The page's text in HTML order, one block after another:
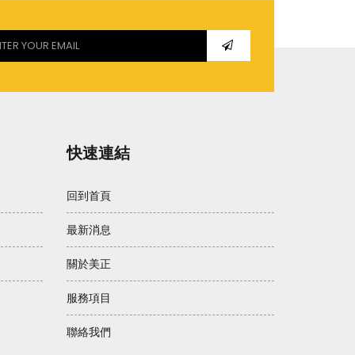
快速連結
回到首頁
最新消息
關於美正
服務項目
聯絡我們